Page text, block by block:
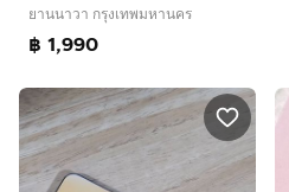
ยานนาวา กรุงเทพมหานคร
฿ 1,990